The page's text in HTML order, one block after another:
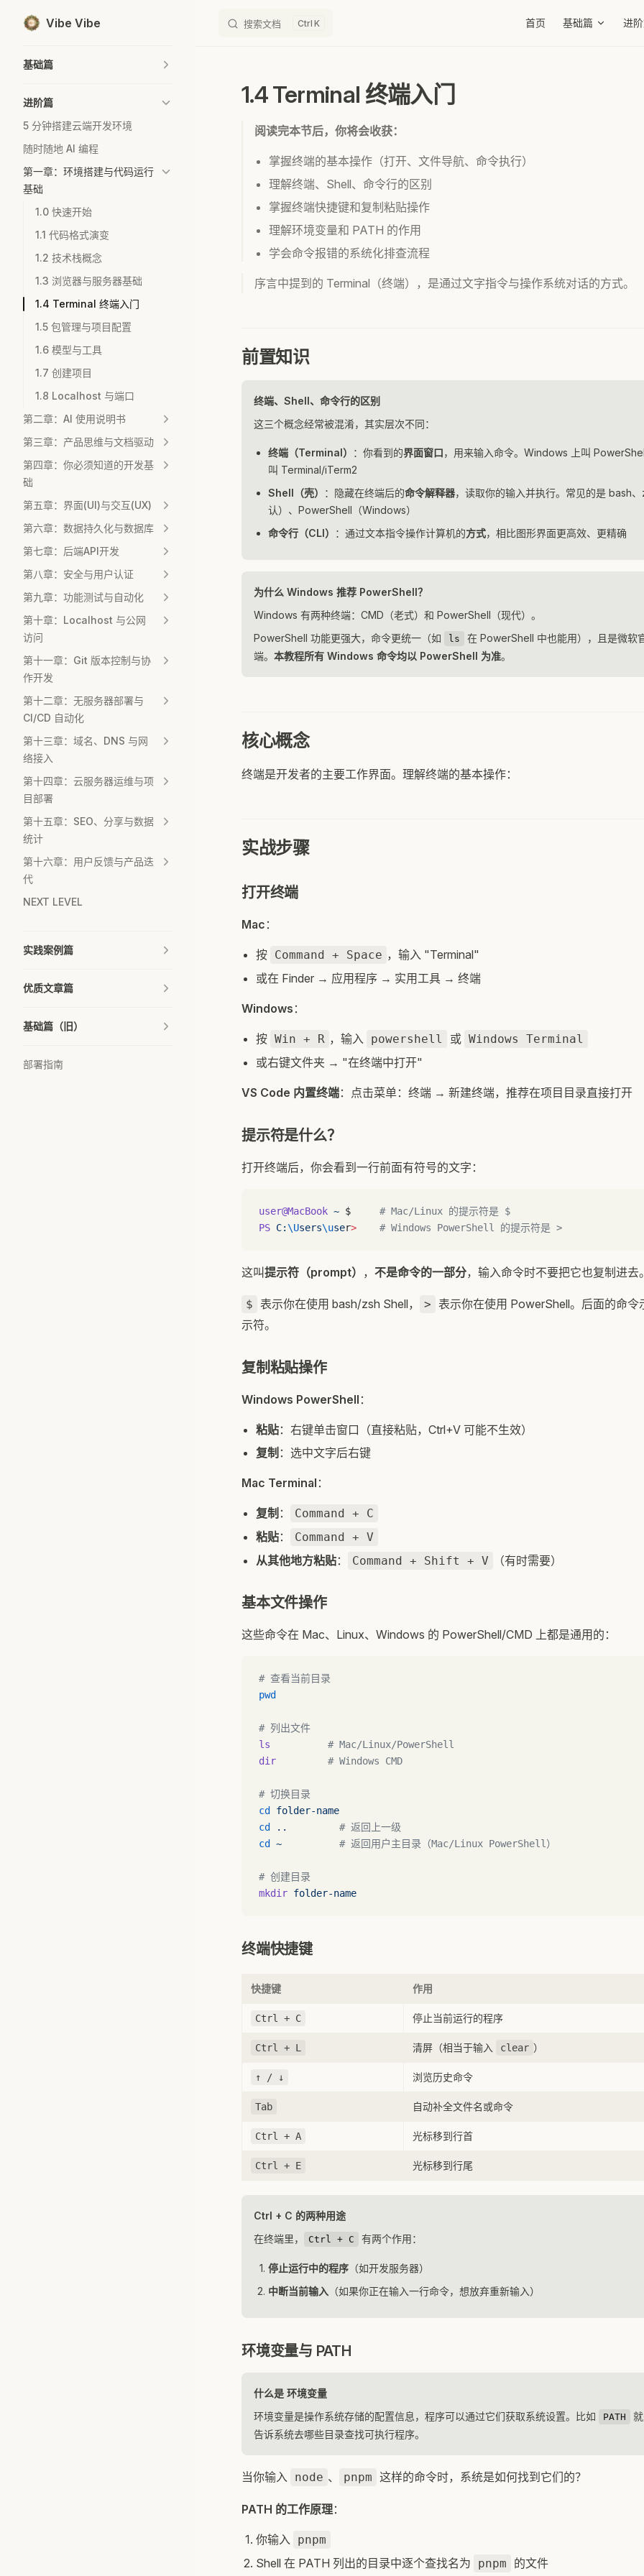
Skip to content
Vibe Vibe 搜索文档 K 首页 基础篇 进
基础篇
进阶篇
5 分钟搭建云端开发环境
随时随地 AI 编程
第一章：环境搭建与代码运行
基础
1.0 快速开始
1.1 代码格式演变
1.2 技术栈概念
1.3 浏览器与服务器基础
1.4 Terminal 终端入门
1.5 包管理与项目配置
1.6 模型与工具
1.7 创建项目
1.8 Localhost 与端口
第二章：AI 使用说明书
第三章：产品思维与文档驱动
第四章：你必须知道的开发基
础
第五章：界面(UI)与交互(UX)
第六章：数据持久化与数据库
第七章：后端API开发
第八章：安全与用户认证
第九章：功能测试与自动化
第十章：Localhost 与公网
访问
第十一章：Git 版本控制与协
作开发
第十二章：无服务器部署与
CI/CD 自动化
第十三章：域名、DNS 与网
络接入
第十四章：云服务器运维与项
目部署
第十五章：SEO、分享与数据
统计
第十六章：用户反馈与产品迭
代
NEXT LEVEL
实践案例篇
优质文章篇
基础篇（旧）
部署指南
1.4 Terminal 终端入门
阅读完本节后，你将会收获：
掌握终端的基本操作（打开、文件导航、命令执行）
理解终端、Shell、命令行的区别
掌握终端快捷键和复制粘贴操作
理解环境变量和 PATH 的作用
学会命令报错的系统化排查流程
序言中提到的 Terminal（终端），是通过文字指令与操作系统对话的方式。
前置知识
终端、Shell、命令行的区别
这三个概念经常被混淆，其实层次不同：
终端（Terminal） ：你看到的界面窗口，用来输入命令。Windows 上叫
叫 Terminal/iTerm2
Shell（壳）
：隐藏在终端后的命令解释器，读取你的输入并执行。常见的是 bash
认）、PowerShell（Windows）
命令行（CLI）
：通过文本指令操作计算机的方式，相比图形界面更高效、更精确
为什么 Windows 推荐 PowerShell？
Windows 有两种终端：CMD（老式）和 PowerShell（现代）。
PowerShell 功能更强大，命令更统一（如
ls
在 PowerShell 中也能用），且是微软
端。 本教程所有 Windows 命令均以 PowerShell 为准。
核心概念
终端是开发者的主要工作界面。理解终端的基本操作：
实战步骤
打开终端
Mac ：
按 Command + Space ，输入 "Terminal"
或在 Finder → 应用程序 → 实用工具 → 终端
Windows ：
按 Win + R ，输入 powershell 或 Windows Terminal
或右键文件夹 → "在终端中打开"
VS Code 内置终端：点击菜单：终端 → 新建终端，推荐在项目目录直接打开
提示符是什么？
打开终端后，你会看到一行前面有符号的文字：
user@MacBook ~ $ # Mac/Linux 的提示符是 $
PS C:\Users\user>
    # Windows PowerShell 的提示符是 >
这叫提示符（prompt） ， 不是命令的一部分，输入命令时不要把它也复制进去
$ 表示你在使用 bash/zsh Shell， > 表示你在使用 PowerShell。后面的命令
示符。
复制粘贴操作
Windows PowerShell ：
粘贴：右键单击窗口（直接粘贴，Ctrl+V 可能不生效）
复制 ：选中文字后右键
Mac Terminal ：
复制 ： Command + C
粘贴： Command + V
从其他地方粘贴： Command + Shift + V （有时需要）
基本文件操作
这些命令在 Mac、Linux、Windows 的 PowerShell/CMD 上都是通用的：
# 查看当前目录
pwd
# 列出文件
ls
          # Mac/Linux/PowerShell
dir
         # Windows CMD
# 切换目录
cd
folder-name
cd
..
         # 返回上一级
cd
~
          # 返回用户主目录（Mac/Linux PowerShell）
# 创建目录
mkdir folder-name
终端快捷键
快捷键 作用
Ctrl + C 停止当前运行的程序
Ctrl + L 清屏（相当于输入 clear ）
↑ / ↓ 浏览历史命令
Tab 自动补全文件名或命令
Ctrl + A 光标移到行首
Ctrl + E 光标移到行尾
Ctrl + C 的两种用途
在终端里，
Ctrl + C 有两个作用：
停止运行中的程序 （如开发服务器）
中断当前输入 （如果你正在输入一行命令，想放弃重新输入）
环境变量与 PATH
什么是 环境变量
环境变量是操作系统存储的配置信息，程序可以通过它们获取系统设置。比如
PATH
告诉系统去哪些目录查找可执行程序。
当你输入 node 、 pnpm 这样的命令时，系统是如何找到它们的？
PATH 的工作原理：
你输入 pnpm
Shell 在 PATH 列出的目录中逐个查找名为 pnpm 的文件